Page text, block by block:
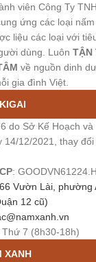
viên Công Ty
ứng các loại
liệu các loại với
dùng. Luôn TẬN
về nguồn dinh
gia đình Việt.
do Sở Kế Hoạch
14/12/2021, thay
:
Vườn Lài, phường
12 cũ)
7 (8h30-18h)
XANH